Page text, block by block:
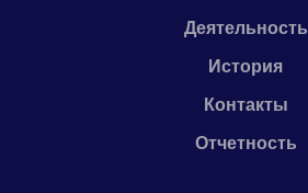
Деятельность
История
Контакты
Отчетность